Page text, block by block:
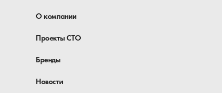
О компании
Проекты СТО
Бренды
Новости